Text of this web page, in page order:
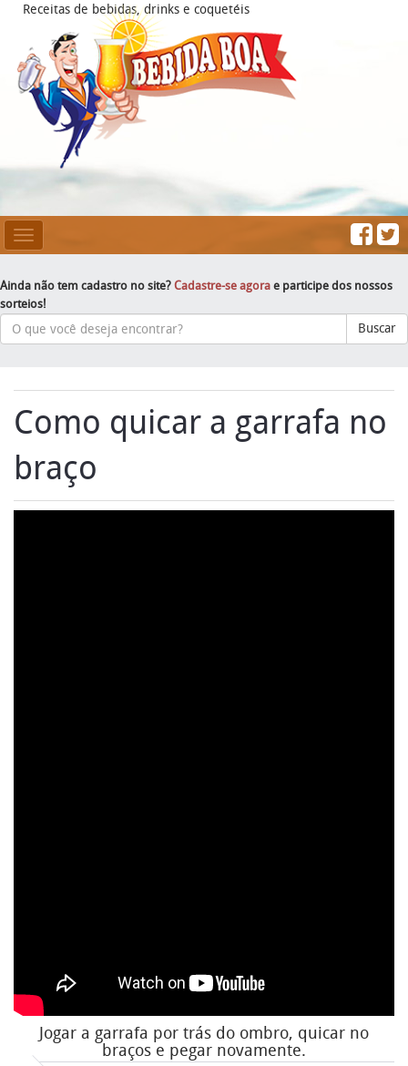
Receitas de bebidas, drinks e coquetéis
Mesclar
Navegação
Ainda não tem cadastro no site? Cadastre-se agora e participe dos nossos
sorteios!
Buscar
Como quicar a garrafa no
braço
Jogar a garrafa por trás do ombro, quicar no
braços e pegar novamente.